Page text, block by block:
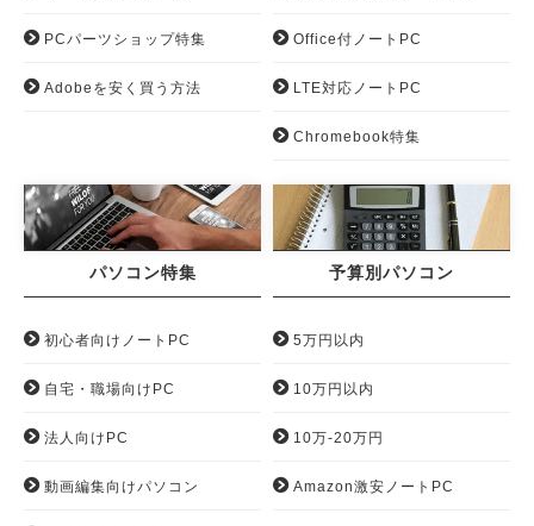
PCパーツショップ特集
Adobeを安く買う方法
Office付ノートPC
LTE対応ノートPC
Chromebook特集
パソコン特集
初心者向けノートPC
自宅・職場向けPC
法人向けPC
動画編集向けパソコン
予算別パソコン
5万円以内
10万円以内
10万-20万円
Amazon激安ノートPC